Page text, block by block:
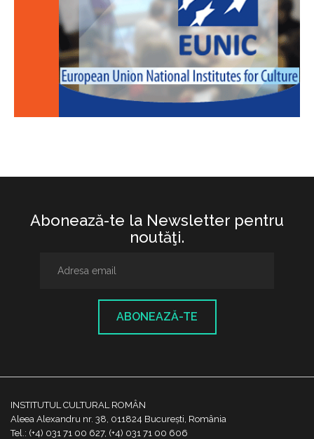
Abonează-te la Newsletter pentru
noutăţi.
ABONEAZĂ-TE
INSTITUTUL CULTURAL ROMÂN
Aleea Alexandru nr. 38, 011824 București, România
Tel.: (+4) 031 71 00 627, (+4) 031 71 00 606